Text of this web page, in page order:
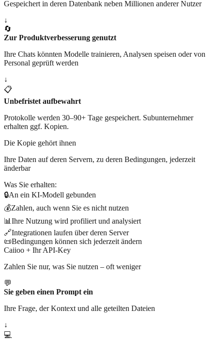
Gespeichert in deren Datenbank neben Millionen anderer Nutzer
↓
🔄
Zur Produktverbesserung genutzt
Ihre Chats könnten Modelle trainieren, Analysen speisen oder von
Personal geprüft werden
↓
📋
Unbefristet aufbewahrt
Protokolle werden 30–90+ Tage gespeichert. Subunternehmer
erhalten ggf. Kopien.
Die Kopie gehört ihnen
Ihre Daten auf deren Servern, zu deren Bedingungen, jederzeit
änderbar
Was Sie erhalten:
🔒An ein KI-Modell gebunden
💰Zahlen, auch wenn Sie es nicht nutzen
📊 Ihre Nutzung wird profiliert und analysiert
🔗Integrationen laufen über deren Server
📜Bedingungen können sich jederzeit ändern
Caiioo + Ihr API-Key
Zahlen Sie nur, was Sie nutzen – oft weniger
💬
Sie geben einen Prompt ein
Ihre Frage, der Kontext und alle geteilten Dateien
↓
💻